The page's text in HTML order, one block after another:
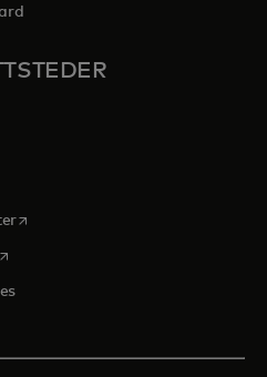
tab
a new tab
in a new tab
opens in a new tab
in a new tab